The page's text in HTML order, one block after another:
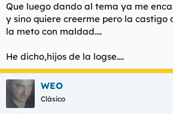
Que luego dando al tema ya me
y sino quiere creerme pero la castigo
la meto con maldad....
He dicho,hijos de la logse....
WEO
Clásico